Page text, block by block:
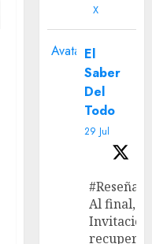
X
Avatar El
Saber
Del
Todo
29 Jul
#Reseña
Al final,
recupera